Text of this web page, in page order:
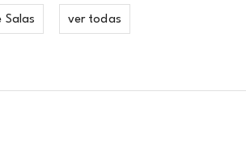
Salas ver todas